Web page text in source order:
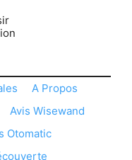
A Propos
Avis Wisewand
Otomatic